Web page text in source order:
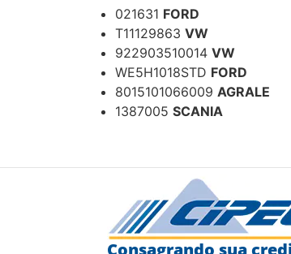
021631 FORD
T11129863 VW
922903510014 VW
WE5H1018STD FORD
8015101066009 AGRALE
1387005 SCANIA
Consagrando sua